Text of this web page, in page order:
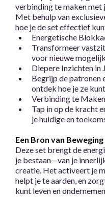
verbinding te maken met
Met behulp van
hoe je de set effectief
Energetische
Transformeer
voor nieuwe
Diepere Inzichten in
Begrijp de patronen
ontdek hoe je ze
Verbinding te
Tap in op de kracht
je huidige en
Een Bron van
Deze set brengt de
je bestaan—van je
creatie. Het activeert je
helpt je te aarden, en
kunt leven en